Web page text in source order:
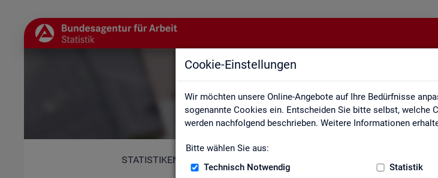
Cookie-Einstellungen
Wir möchten unsere Online-Angebote auf Ihre Bedürfnisse
sogenannte Cookies ein. Entscheiden Sie bitte selbst, welche
werden nachfolgend beschrieben. Weitere Informationen
Bitte wählen Sie aus:
Technisch Notwendig
Statistik
STATISTIKEN